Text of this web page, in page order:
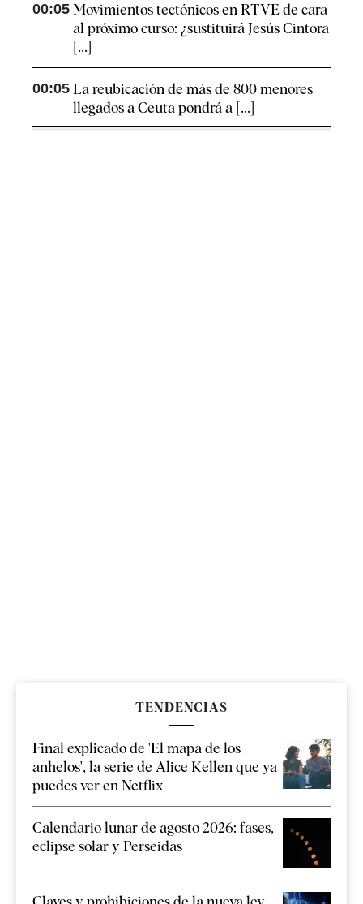
00:05 Movimientos tectónicos en RTVE de cara
al próximo curso: ¿sustituirá Jesús Cintora
[...]
00:05 La reubicación de más de 800 menores
llegados a Ceuta pondrá a [...]
TENDENCIAS
Final explicado de 'El mapa de los
anhelos', la serie de Alice Kellen que ya
puedes ver en Netflix
Calendario lunar de agosto 2026: fases,
eclipse solar y Perseidas